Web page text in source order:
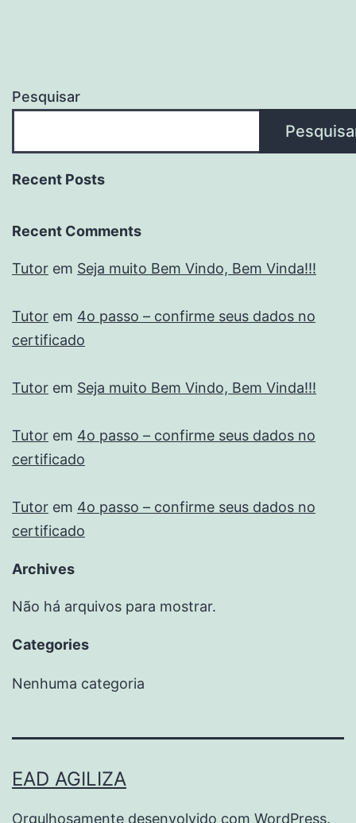
Pesquisar
Recent Posts
Recent Comments
Tutor em Seja muito Bem Vindo, Bem Vinda!!!
Tutor em 4o passo – confirme seus dados no
certificado
Tutor em Seja muito Bem Vindo, Bem Vinda!!!
Tutor em 4o passo – confirme seus dados no
certificado
Tutor em 4o passo – confirme seus dados no
certificado
Archives
Não há arquivos para mostrar.
Categories
Nenhuma categoria
EAD AGILIZA
Orgulhosamente desenvolvido com WordPress.